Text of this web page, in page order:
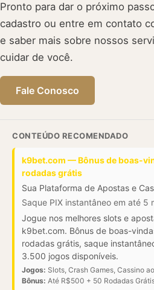
Pronto para dar o próximo
cadastro ou entre em contato
e saber mais sobre nossos
cuidar de você.
Fale Conosco
CONTEÚDO RECOMENDADO
k9bet.com — Bônus de boas-
rodadas grátis
Sua Plataforma de Apostas e
Saque PIX instantâneo em até 5
Jogue nos melhores slots e
k9bet.com. Bônus de boas-
rodadas grátis, saque
3.500 jogos disponíveis.
Jogos: Slots, Crash Games, Cassino
Bônus: Até R$500 + 50 Rodadas